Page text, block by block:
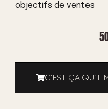
objectifs de ventes
C’EST ÇA QU’IL